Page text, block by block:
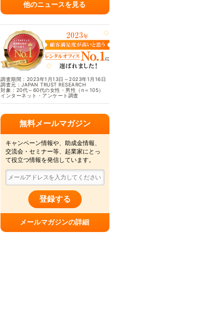
他のニュースを見る
調査期間：2023年1月13日～2023年1月16日
調査元：JAPAN TRUST RESEARCH
対象：20代～60代の女性・男性（n＝105）
インターネット・アンケート調査
無料メールマガジン
キャンペーン情報や、助成金情報、
交流会・セミナー等、起業家にとっ
て役立つ情報を発信しています。
登録する
メールマガジンの詳細